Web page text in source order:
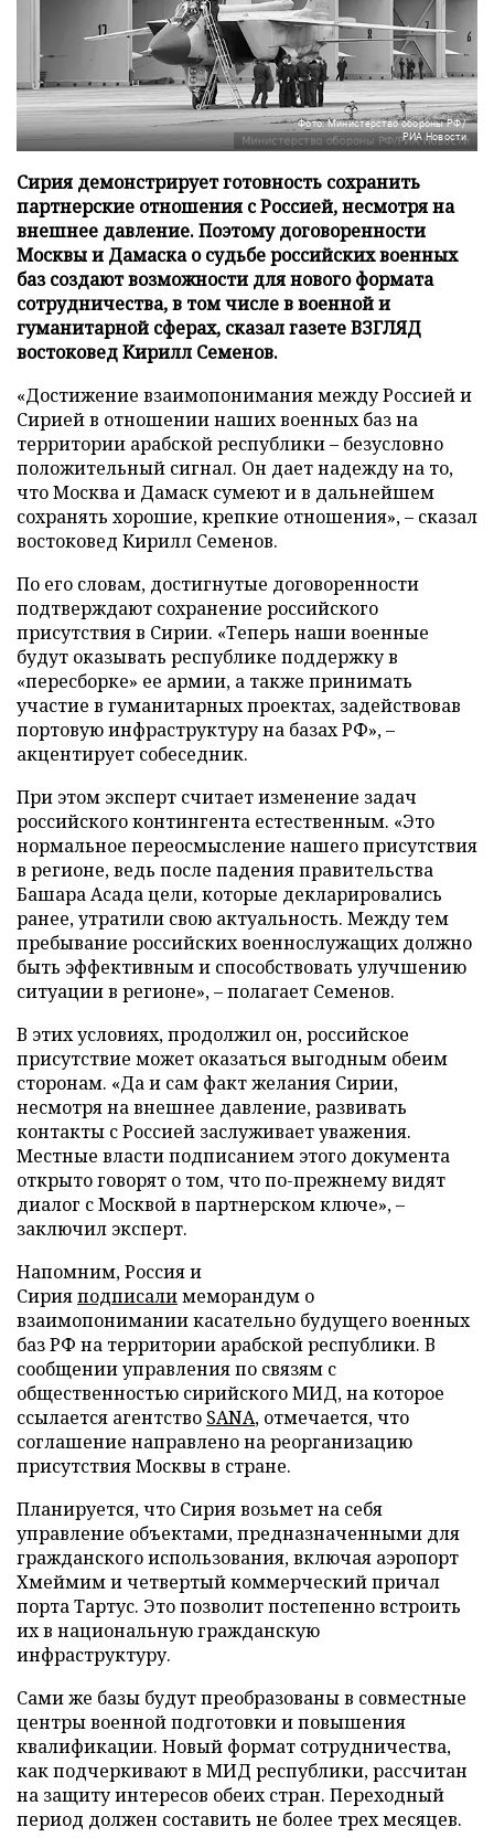
Фото: Министерство обороны РФ/
РИА Новости
Сирия демонстрирует готовность сохранить
партнерские отношения с Россией, несмотря на
внешнее давление. Поэтому договоренности
Москвы и Дамаска о судьбе российских военных
баз создают возможности для нового формата
сотрудничества, в том числе в военной и
гуманитарной сферах, сказал газете ВЗГЛЯД
востоковед Кирилл Семенов.
«Достижение взаимопонимания между Россией и
Сирией в отношении наших военных баз на
территории арабской республики – безусловно
положительный сигнал. Он дает надежду на то,
что Москва и Дамаск сумеют и в дальнейшем
сохранять хорошие, крепкие отношения», – сказал
востоковед Кирилл Семенов.
По его словам, достигнутые договоренности
подтверждают сохранение российского
присутствия в Сирии. «Теперь наши военные
будут оказывать республике поддержку в
«пересборке» ее армии, а также принимать
участие в гуманитарных проектах, задействовав
портовую инфраструктуру на базах РФ», –
акцентирует собеседник.
При этом эксперт считает изменение задач
российского контингента естественным. «Это
нормальное переосмысление нашего присутствия
в регионе, ведь после падения правительства
Башара Асада цели, которые декларировались
ранее, утратили свою актуальность. Между тем
пребывание российских военнослужащих должно
быть эффективным и способствовать улучшению
ситуации в регионе», – полагает Семенов.
В этих условиях, продолжил он, российское
присутствие может оказаться выгодным обеим
сторонам. «Да и сам факт желания Сирии,
несмотря на внешнее давление, развивать
контакты с Россией заслуживает уважения.
Местные власти подписанием этого документа
открыто говорят о том, что по-прежнему видят
диалог с Москвой в партнерском ключе», –
заключил эксперт.
Напомним, Россия и
Сирияподписалимеморандум о
взаимопонимании касательно будущего военных
баз РФ на территории арабской республики. В
сообщении управления по связям с
общественностью сирийского МИД, на которое
ссылается агентство SANA, отмечается, что
соглашение направлено на реорганизацию
присутствия Москвы в стране.
Планируется, что Сирия возьмет на себя
управление объектами, предназначенными для
гражданского использования, включая аэропорт
Хмеймим и четвертый коммерческий причал
порта Тартус. Это позволит постепенно встроить
их в национальную гражданскую
инфраструктуру.
Сами же базы будут преобразованы в совместные
центры военной подготовки и повышения
квалификации. Новый формат сотрудничества,
как подчеркивают в МИД республики, рассчитан
на защиту интересов обеих стран. Переходный
период должен составить не более трех месяцев.